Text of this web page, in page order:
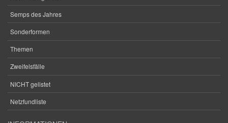
Semps des Jahres
Sonderformen
Themen
Zweifelsfälle
NICHT gelistet
Netzfundliste